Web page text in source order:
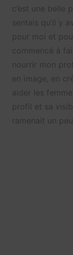
c’est une belle
sentais qu’il y
pour moi et
commencé à
nourrir mon
en image, en
aider les
profil et sa
ramenait un